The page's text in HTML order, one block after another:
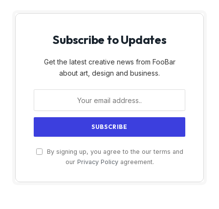
Subscribe to Updates
Get the latest creative news from FooBar
about art, design and business.
By signing up, you agree to the our terms and
our Privacy Policyagreement.